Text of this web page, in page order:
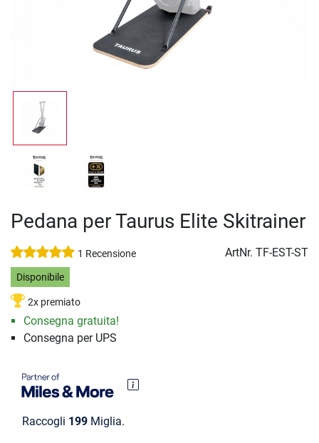
Pedana per Taurus Elite Skitrainer
1 Recensione ArtNr. TF-EST-ST
Disponibile
2x premiato
Consegna gratuita!
Consegna per UPS
Raccogli 199 Miglia.